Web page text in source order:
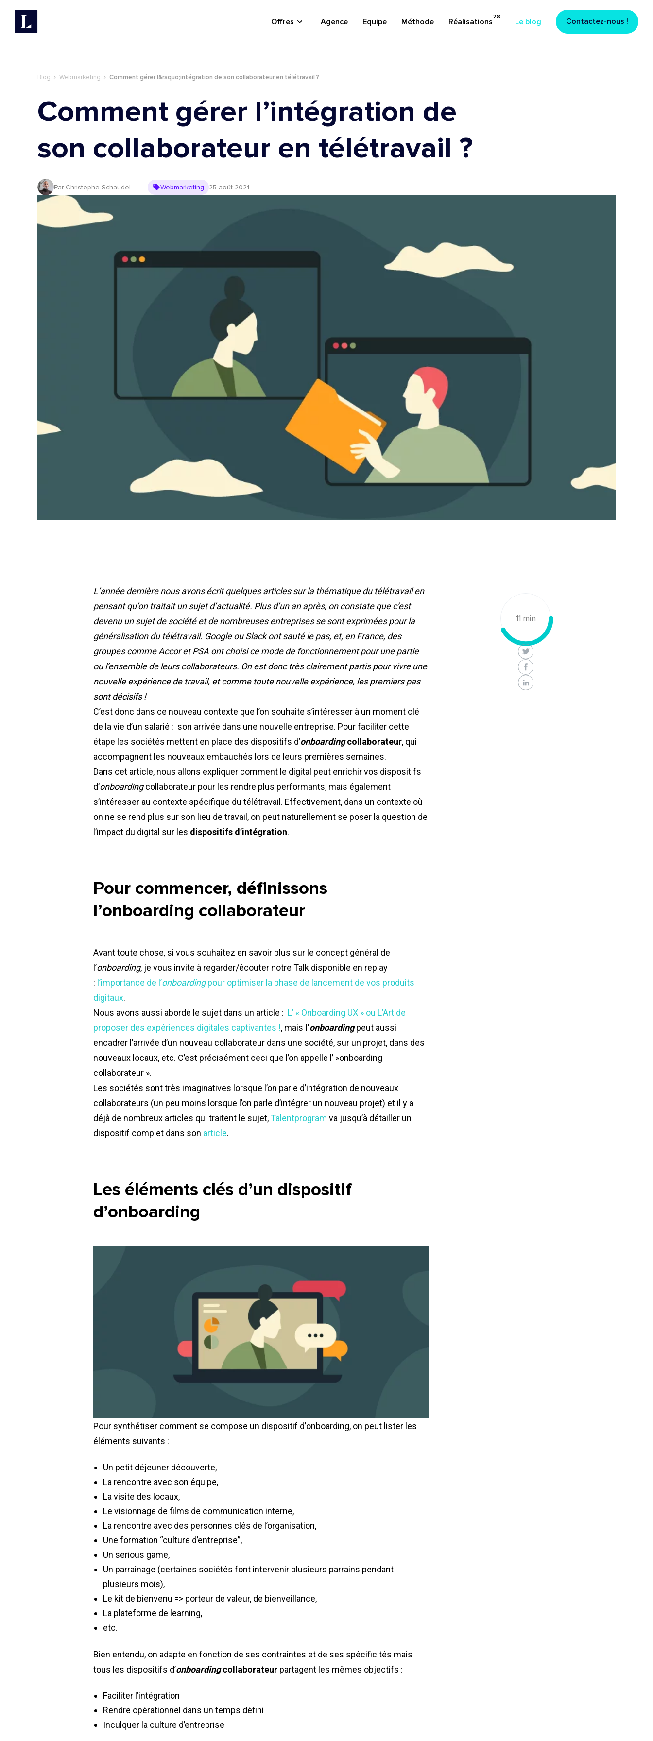
Offres Agence Equipe Méthode Réalisations:78 78 réalisations au total
Le blog Contactez-nous !
blog Webmarketing Comment gérer l&rsquo;intégration de son collaborateur en télétravail ?
Comment gérer l’intégration de
son collaborateur en télétravail ?
Par Christophe Schaudel Webmarketing 25 août 2021
11 min
L’année dernière nous avons écrit quelques articles sur la thématique du télétravail en
pensant qu’on traitait un sujet d’actualité. Plus d’un an après, on constate que c’est
devenu un sujet de société et de nombreuses entreprises se sont exprimées pour la
généralisation du télétravail. Google ou Slack ont sauté le pas, et, en France, des
groupes comme Accor et PSA ont choisi ce mode de fonctionnement pour une partie
ou l’ensemble de leurs collaborateurs. On est donc très clairement partis pour vivre une
nouvelle expérience de travail, et comme toute nouvelle expérience, les premiers pas
sont décisifs !
C’est donc dans ce nouveau contexte que l’on souhaite s’intéresser à un moment clé
de la vie d’un salarié : son arrivée dans une nouvelle entreprise. Pour faciliter cette
étape les sociétés mettent en place des dispositifs d’onboardingcollaborateur, qui
accompagnent les nouveaux embauchés lors de leurs premières semaines.
Dans cet article, nous allons expliquer comment le digital peut enrichir vos dispositifs
d’onboardingcollaborateur pour les rendre plus performants, mais également
s’intéresser au contexte spécifique du télétravail. Effectivement, dans un contexte où
on ne se rend plus sur son lieu de travail, on peut naturellement se poser la question de
l’impact du digital sur les dispositifs d’intégration.
Pour commencer, définissons
l’onboarding collaborateur
Avant toute chose, si vous souhaitez en savoir plus sur le concept général de
l’onboarding, je vous invite à regarder/écouter notre Talk disponible en replay
: l’importance de l’onboardingpour optimiser la phase de lancement de vos produits
digitaux.
Nous avons aussi abordé le sujet dans un article : L’ « Onboarding UX » ou L’Art de
proposer des expériences digitales captivantes !, mais l’onboarding peut aussi
encadrer l’arrivée d’un nouveau collaborateur dans une société, sur un projet, dans des
nouveaux locaux, etc. C’est précisément ceci que l’on appelle l’ »onboarding
collaborateur ».
Les sociétés sont très imaginatives lorsque l’on parle d’intégration de nouveaux
collaborateurs (un peu moins lorsque l’on parle d’intégrer un nouveau projet) et il y a
déjà de nombreux articles qui traitent le sujet,Talentprogram va jusqu’à détailler un
dispositif complet dans son article.
Les éléments clés d’un dispositif
d’onboarding
Pour synthétiser comment se compose un dispositif d’onboarding, on peut lister les
éléments suivants :
Un petit déjeuner découverte,
La rencontre avec son équipe,
La visite des locaux,
Le visionnage de films de communication interne,
La rencontre avec des personnes clés de l’organisation,
Une formation “culture d’entreprise”,
Un serious game,
Un parrainage (certaines sociétés font intervenir plusieurs parrains pendant
plusieurs mois),
Le kit de bienvenu => porteur de valeur, de bienveillance,
La plateforme de learning,
etc.
Bien entendu, on adapte en fonction de ses contraintes et de ses spécificités mais
tous les dispositifs d’onboardingcollaborateur partagent les mêmes objectifs :
Faciliter l’intégration
Rendre opérationnel dans un temps défini
Inculquer la culture d’entreprise